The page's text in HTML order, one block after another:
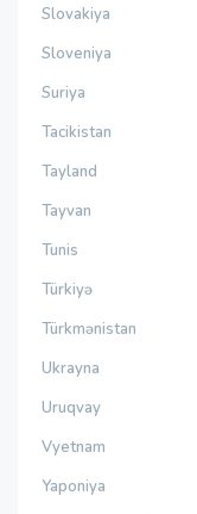
Slovakiya
Sloveniya
Suriya
Tacikistan
Tayland
Tayvan
Tunis
Türkiyə
Türkmənistan
Ukrayna
Uruqvay
Vyetnam
Yaponiya